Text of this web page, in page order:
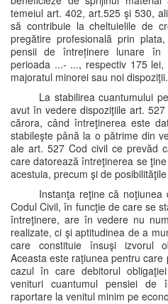
temeiul art. 402, art.525 şi 530,
să contribuie la cheltuielile de
pregătire profesională prin
pensii de întreținere lunare
perioada ...- ..., respectiv 175
majoratul minorei sau noi dispoziţii.
La stabilirea cuantumului
avut în vedere dispoziţiile art.
cărora, când întreţinerea este
stabileşte până la o pătrime din
ale art. 527 Cod civil ce prevăd
care datorează întreţinerea se
acestuia, precum şi de
Instanţa reţine că noţiunea
Codul Civil, în funcţie de care se
întreţinere, are în vedere nu
realizate, ci şi aptitudinea de a
care constituie însuşi izvorul
Aceasta este raţiunea pentru
cazul în care debitorul
venituri cuantumul pensiei de
raportare la venitul minim pe